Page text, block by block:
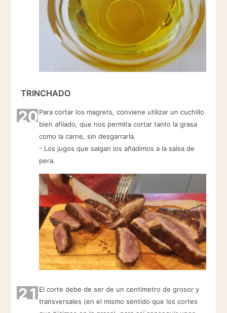
TRINCHADO
20 Para cortar los magrets, conviene utilizar un cuchillo
bien afilado, que nos permita cortar tanto la grasa
como la carne, sin desgarrarla.
- Los jugos que salgan los añadimos a la salsa de
pera.
21 El corte debe de ser de un centímetro de grosor y
transversales (en el mismo sentido que los cortes